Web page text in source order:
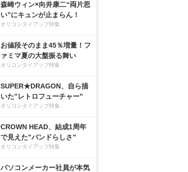
森崎ウィン×向井康二“両片思
い”にキュンが止まらん！
オリコンタイアップ特集
お値段そのまま45％増量！フ
ァミマ夏の大盤振る舞い
オリコンタイアップ特集
SUPER★DRAGON、自ら描
いた”レトロフューチャー”
オリコンタイアップ特集
CROWN HEAD、結成1周年
で見えた”バンドらしさ”
オリコンタイアップ特集
パソコンメーカー社員が本気